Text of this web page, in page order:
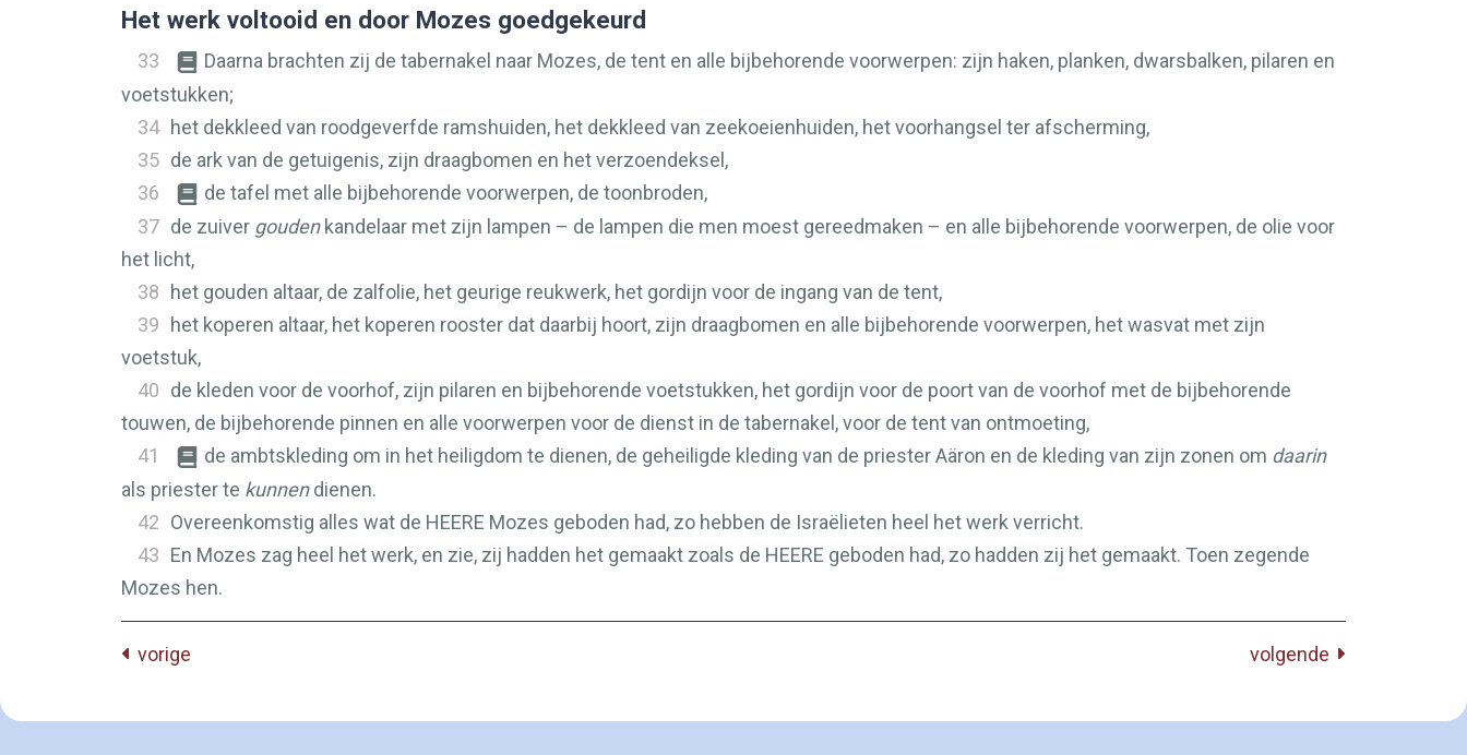
Het werk voltooid en door Mozes goedgekeurd
33
Daarna brachten zij de tabernakel naar Mozes, de tent en alle bijbehorende voorwerpen: zijn haken, planken, dwarsbalken, pilaren en
voetstukken;
34 het dekkleed van roodgeverfde ramshuiden, het dekkleed van zeekoeienhuiden, het voorhangsel ter afscherming,
35 de ark van de getuigenis, zijn draagbomen en het verzoendeksel,
36
de tafel met alle bijbehorende voorwerpen, de toonbroden,
37 de zuiver goudenkandelaar met zijn lampen – de lampen die men moest gereedmaken – en alle bijbehorende voorwerpen, de olie voor
het licht,
38
het gouden altaar, de zalfolie, het geurige reukwerk, het gordijn voor de ingang van de tent,
39
het koperen altaar, het koperen rooster dat daarbij hoort, zijn draagbomen en alle bijbehorende voorwerpen, het wasvat met zijn
voetstuk,
40 de kleden voor de voorhof, zijn pilaren en bijbehorende voetstukken, het gordijn voor de poort van de voorhof met de bijbehorende
touwen, de bijbehorende pinnen en alle voorwerpen voor de dienst in de tabernakel, voor de tent van ontmoeting,
41
de ambtskleding om in het heiligdom te dienen, de geheiligde kleding van de priester Aäron en de kleding van zijn zonen om daarin
als priester te kunnendienen.
42 Overeenkomstig alles wat de HEERE Mozes geboden had, zo hebben de Israëlieten heel het werk verricht.
43 En Mozes zag heel het werk, en zie, zij hadden het gemaakt zoals de HEERE geboden had, zo hadden zij het gemaakt. Toen zegende
Mozes hen.
vorige volgende